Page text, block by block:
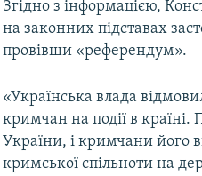
Згідно з інформацією,
на законних підставах
провівши «референдум».
«Українська влада
кримчан на події в
України, і кримчани його
кримської спільноти на